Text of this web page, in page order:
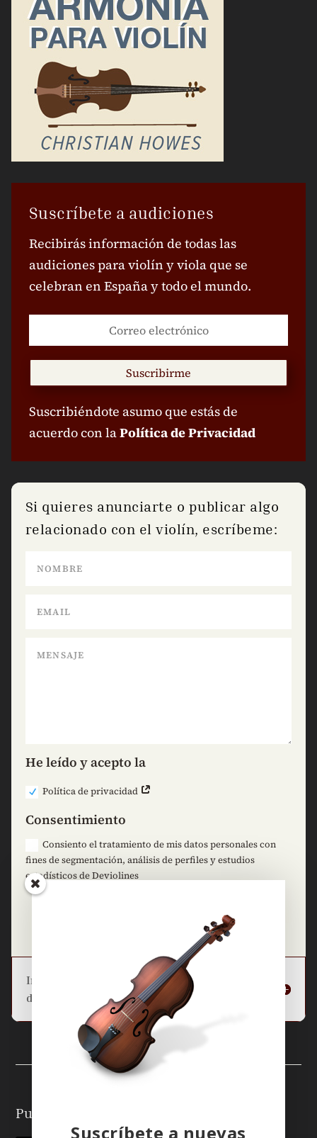
Suscríbete a audiciones
Recibirás información de todas las
audiciones para violín y viola que se
celebran en España y todo el mundo.
Suscribirme
Suscribiéndote asumo que estás de
acuerdo con laPolítica de Privacidad
Si quieres anunciarte o publicar algo
relacionado con el violín, escríbeme:
He leído y acepto la
Política de privacidad
Consentimiento
Consiento el tratamiento de mis datos personales con
fines de segmentación, análisis de perfiles y estudios
estadísticos de Deviolines
Información básica sobre la protección
de datos
Puedes seguirme en:
Suscríbete a nuevas